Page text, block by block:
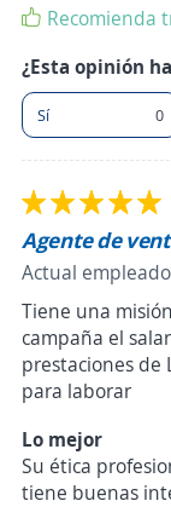
Recomienda
¿Esta opinión
Sí 0
Agente de
Actual empleado
Tiene una
campaña el
prestaciones de
para laborar
Lo mejor
Su ética
tiene buenas